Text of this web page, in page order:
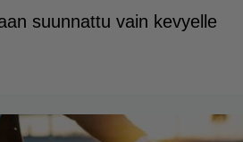
suunnattu vain kevyelle